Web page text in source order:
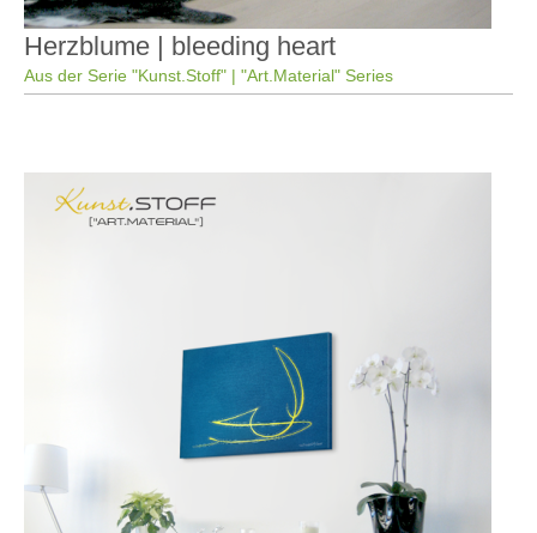
Herzblume | bleeding heart
Aus der Serie "Kunst.Stoff" | "Art.Material" Series